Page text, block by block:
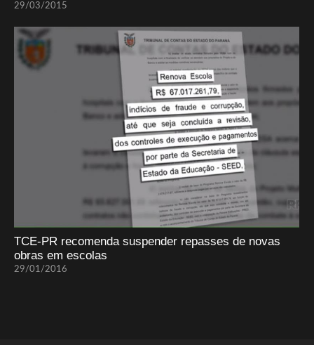
29/03/2015
TCE-PR recomenda suspender repasses de novas
obras em escolas
29/01/2016